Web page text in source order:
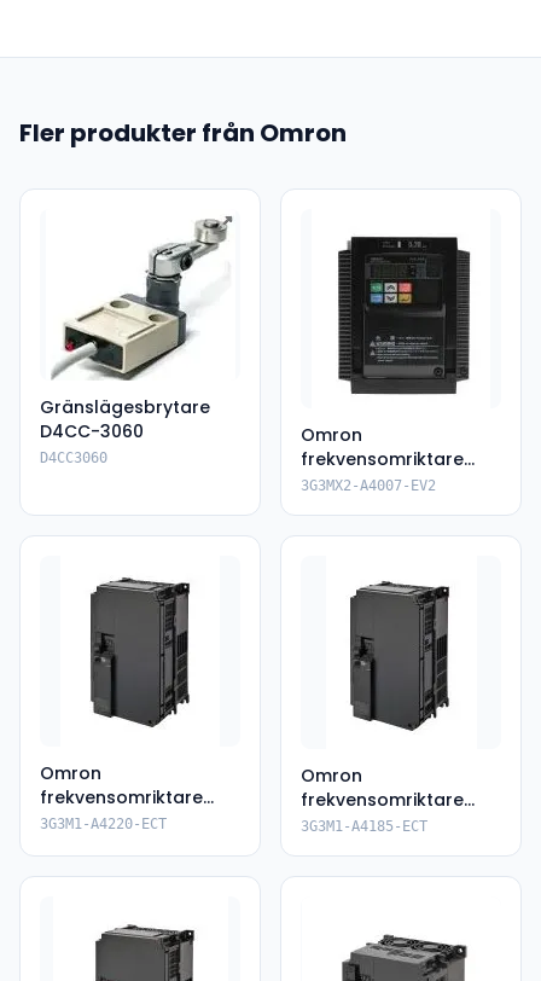
Fler produkter från Omron
Gränslägesbrytare
D4CC-3060
D4CC3060
Omron
frekvensomriktare
3G3MX2-A4007-EV2
3G3MX2-A4007-EV2
Omron
frekvensomriktare
3G3M1-A4220-ECT
3G3M1-A4220-ECT
Omron
frekvensomriktare
3G3M1-A4185-ECT
3G3M1-A4185-ECT